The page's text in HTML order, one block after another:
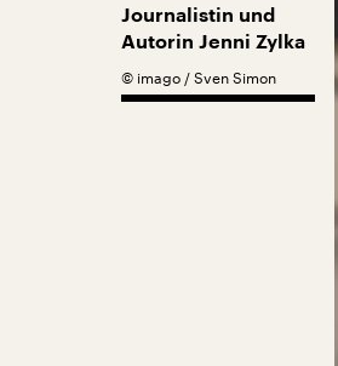
Journalistin und
Autorin Jenni Zylka
© imago / Sven Simon